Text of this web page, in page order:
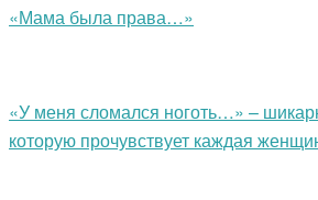
«Мама была права…»
«У меня сломался ноготь…» –
которую прочувствует каждая